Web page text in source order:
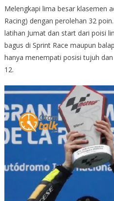
Melengkapi lima besar klasemen
Racing) dengan perolehan 32
latihan Jumat dan start dari poisi
bagus di Sprint Race maupun
hanya menempati posisi tujuh
12.